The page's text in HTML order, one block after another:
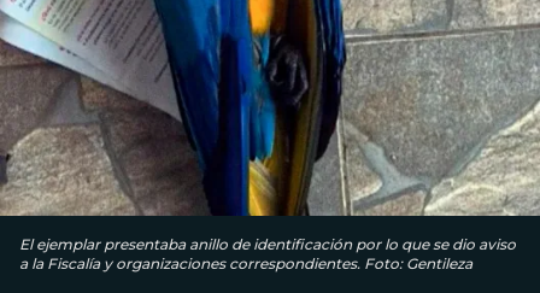
El ejemplar presentaba anillo de identificación por lo que se dio aviso
a la Fiscalía y organizaciones correspondientes. Foto: Gentileza